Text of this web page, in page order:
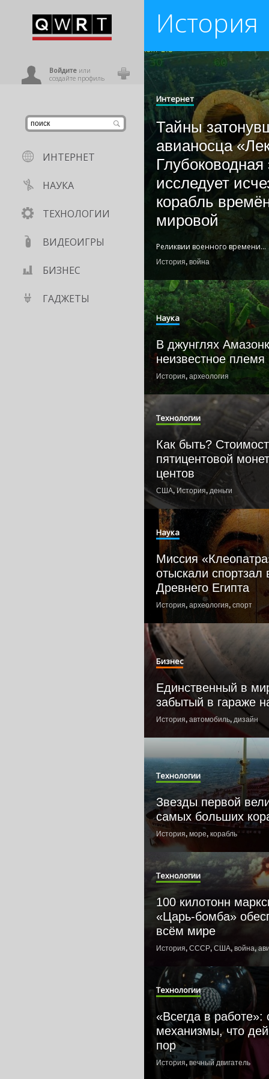
Войдитеили
создайте профиль
ИНТЕРНЕТ
НАУКА
ТЕХНОЛОГИИ
ВИДЕОИГРЫ
БИЗНЕС
ГАДЖЕТЫ
История
Интернет
Тайны
авианосца
исследует
корабль
мировой
Реликвии военного времени...
История, война
Наука
В джунглях
неизвестное племя
История, археология
Технологии
Как быть?
пятицентовой
центов
США,История, деньги
Наука
Миссия
отыскали спортзал
Древнего Египта
История, археология, спорт
Бизнес
Единственный в
забытый в гараже
История, автомобиль, дизайн
Технологии
Звезды первой
самых больших
История, море, корабль
Технологии
100 килотонн
«Царь-бомба»
всём мире
История, СССР, США, война,
Технологии
«Всегда в работе»:
механизмы, что
пор
История, вечный двигатель